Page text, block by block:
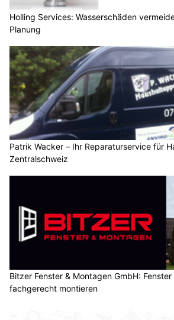
Holling Services: Wasserschäden
Planung
Patrik Wacker – Ihr Reparaturservice für
Zentralschweiz
Bitzer Fenster & Montagen GmbH:
fachgerecht montieren